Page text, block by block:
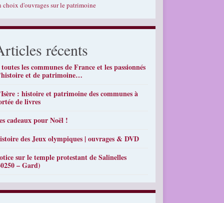
choix d'ouvrages sur le patrimoine
récents
les communes de France et les passionnés
et de patrimoine…
: histoire et patrimoine des communes à
de livres
cadeaux pour Noël !
des Jeux olympiques | ouvrages & DVD
sur le temple protestant de Salinelles
– Gard)